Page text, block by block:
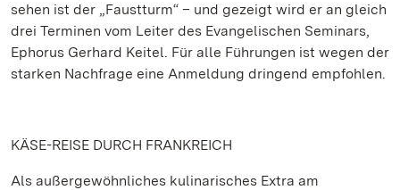
sehen ist der „Faustturm“ – und gezeigt wird er an gleich
drei Terminen vom Leiter des Evangelischen Seminars,
Ephorus Gerhard Keitel. Für alle Führungen ist wegen der
starken Nachfrage eine Anmeldung dringend empfohlen.
KÄSE-REISE DURCH FRANKREICH
Als außergewöhnliches kulinarisches Extra am